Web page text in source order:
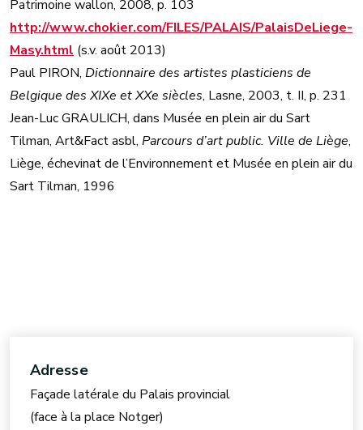
Patrimoine wallon, 2008, p. 103
http://www.chokier.com/FILES/PALAIS/PalaisDeLiege-
Masy.html (s.v. août 2013)
Paul PIRON, Dictionnaire des artistes plasticiens de
Belgique des XIXe et XXe siècles, Lasne, 2003, t. II, p. 231
Jean-Luc GRAULICH, dans Musée en plein air du Sart
Tilman, Art&Fact asbl, Parcours d’art public. Ville de Liège,
Liège, échevinat de l’Environnement et Musée en plein air du
Sart Tilman, 1996
Adresse
Façade latérale du Palais provincial
(face à la place Notger)